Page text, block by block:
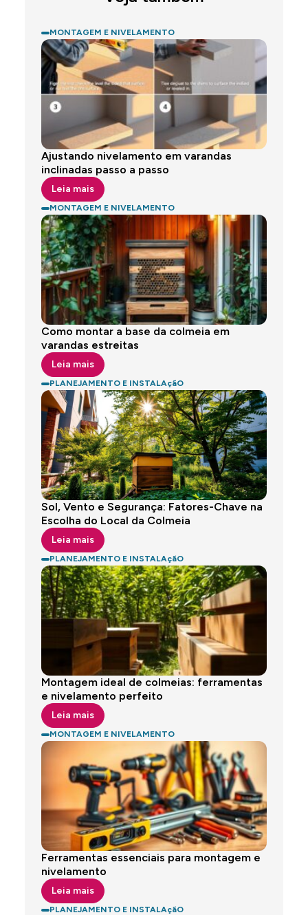
MONTAGEM E NIVELAMENTO
Ajustando nivelamento em varandas
inclinadas passo a passo
Leia mais
MONTAGEM E NIVELAMENTO
Como montar a base da colmeia em
varandas estreitas
Leia mais
PLANEJAMENTO E INSTALAçãO
Sol, Vento e Segurança: Fatores-Chave na
Escolha do Local da Colmeia
Leia mais
PLANEJAMENTO E INSTALAçãO
Montagem ideal de colmeias: ferramentas
e nivelamento perfeito
Leia mais
MONTAGEM E NIVELAMENTO
Ferramentas essenciais para montagem e
nivelamento
Leia mais
PLANEJAMENTO E INSTALAçãO